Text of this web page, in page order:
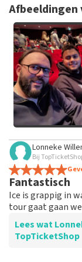
niet mogelijk om
tickets hebt
grof taalgebruik
Het kan enkele
geplaatst.
Afbeeldingen
Lonneke
Bij
Fantastisch
Ice is grappig in
tour gaat gaan
Lees wat Lonneke Willemsen
TopTicketShop